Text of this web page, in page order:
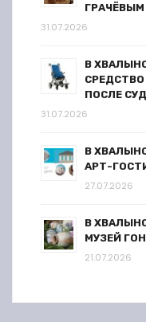
ГРАЧЁВЫМ
31.07.2026
В
ПОСЛЕ
31.07.2026
В
АРТ-
27.07.2026
В
МУЗЕЙ
21.07.2026